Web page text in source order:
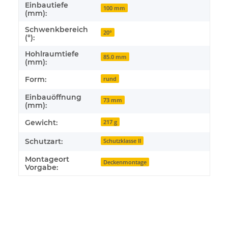
Einbautiefe
(mm):
100 mm
Schwenkbereich
(°):
20°
Hohlraumtiefe
(mm):
85.0 mm
Form: rund
Einbauöffnung
(mm):
73 mm
Gewicht: 217 g
Schutzart: Schutzklasse II
Montageort
Vorgabe:
Deckenmontage